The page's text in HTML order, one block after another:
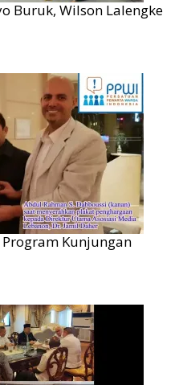
Buruk, Wilson Lalengke
Program Kunjungan